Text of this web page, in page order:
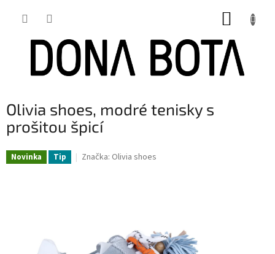
Olivia shoes, modré tenisky s
prošitou špicí
Novinka Tip Značka: Olivia shoes